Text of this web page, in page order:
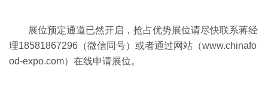
展位预定通道已然开启，抢占优势展位请尽快联系蒋经
理18581867296（微信同号）或者通过网站（www.chinafo
od-expo.com）在线申请展位。